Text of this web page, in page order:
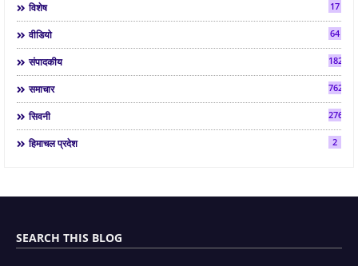
विशेष 17
वीडियो 64
संपादकीय 182
समाचार 7624
सिवनी 2763
हिमाचल प्रदेश 2
SEARCH THIS BLOG